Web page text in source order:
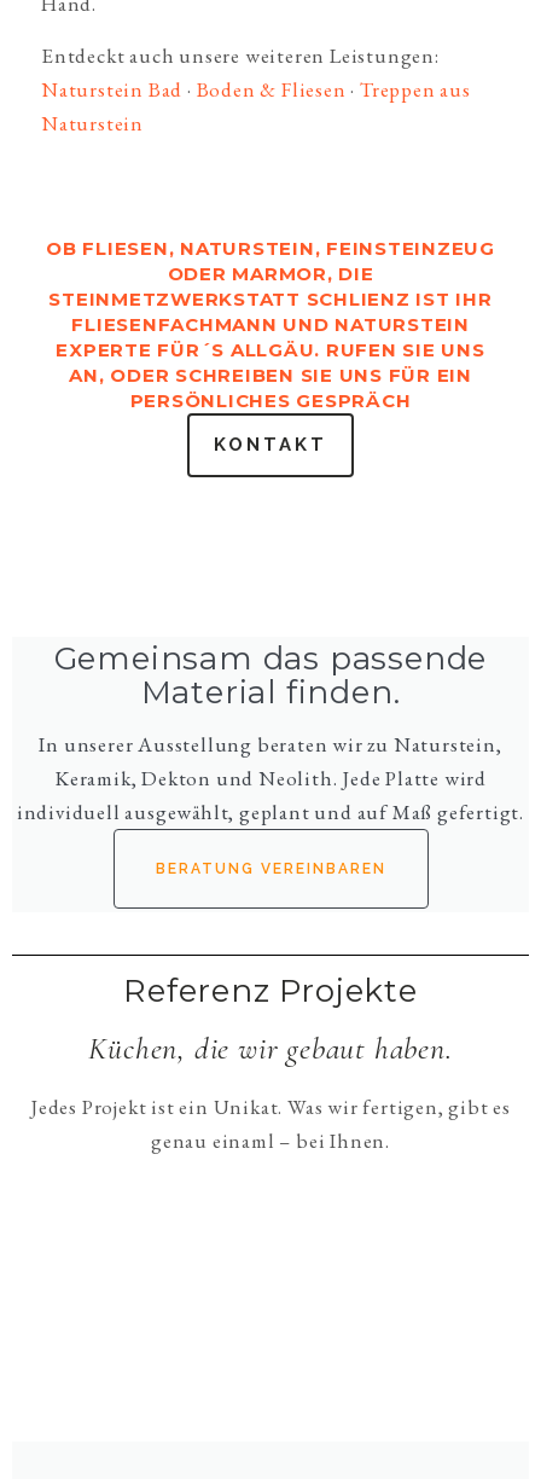
Entdeckt auch unsere weiteren Leistungen:
Naturstein Bad · Boden & Fliesen ·Treppen aus
Naturstein
OB FLIESEN, NATURSTEIN, FEINSTEINZEUG
ODER MARMOR, DIE
STEINMETZWERKSTATT SCHLIENZ IST IHR
FLIESENFACHMANN UND NATURSTEIN
EXPERTE FÜR´S ALLGÄU. RUFEN SIE UNS
AN, ODER SCHREIBEN SIE UNS FÜR EIN
PERSÖNLICHES GESPRÄCH
KONTAKT
Gemeinsam das passende
Material finden.
In unserer Ausstellung beraten wir zu Naturstein,
Keramik, Dekton und Neolith. Jede Platte wird
individuell ausgewählt, geplant und auf Maß gefertigt.
BERATUNG VEREINBAREN
Referenz Projekte
Küchen, die wir gebaut haben.
Jedes Projekt ist ein Unikat. Was wir fertigen, gibt es
genau einaml – bei Ihnen.